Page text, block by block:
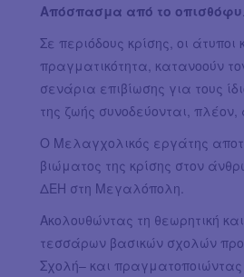
Απόσπασμα από το
Σε περιόδους κρίσης, οι
πραγματικότητα, κατανοούν
σενάρια επιβίωσης για τους
της ζωής συνοδεύονται,
Ο Μελαγχολικός εργάτης
βιώματος της κρίσης στον
ΔΕΗ στη Μεγαλόπολη.
Ακολουθώντας τη θεωρητική
τεσσάρων βασικών σχολών
Σχολή– και